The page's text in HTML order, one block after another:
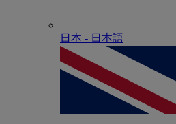
日本 - ⽇本語